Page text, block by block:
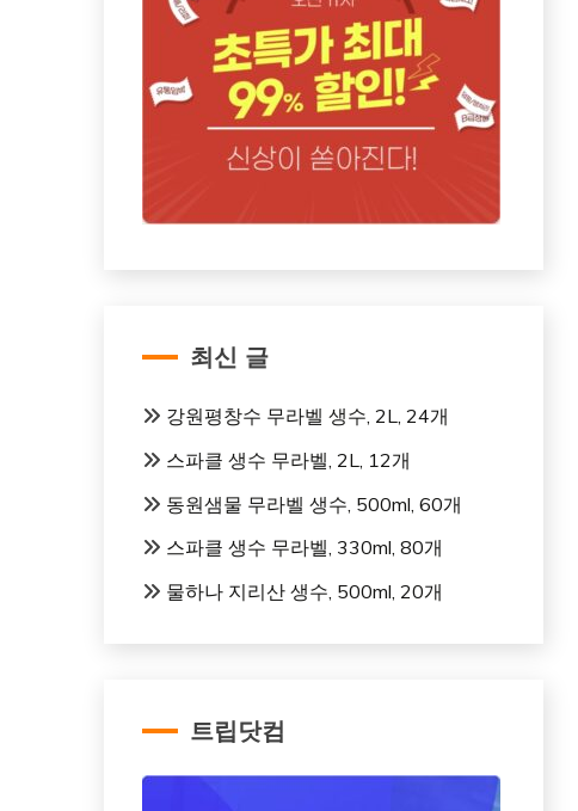
최신 글
강원평창수 무라벨 생수, 2L, 24개
스파클 생수 무라벨, 2L, 12개
동원샘물 무라벨 생수, 500ml, 60개
스파클 생수 무라벨, 330ml, 80개
물하나 지리산 생수, 500ml, 20개
트립닷컴